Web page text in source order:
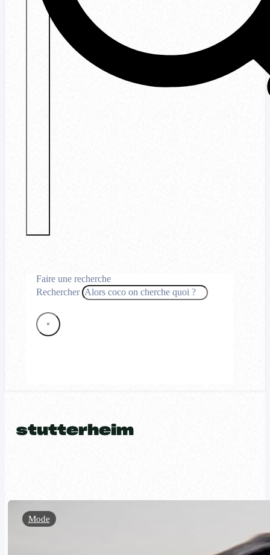
Faire une recherche
Rechercher
×
stutterheim
Mode